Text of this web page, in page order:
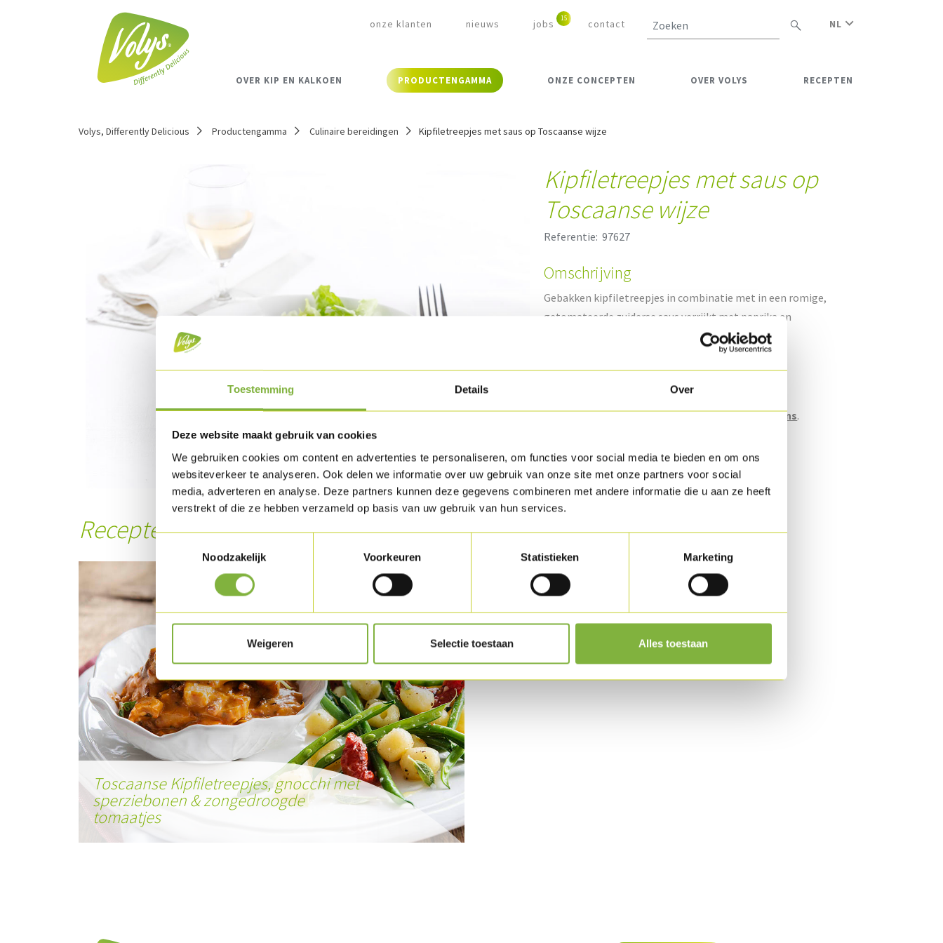
Toestemming Details Over
Deze website maakt gebruik van cookies
We gebruiken cookies om content en advertenties te personaliseren, om functies voor social media te bieden en om ons
websiteverkeer te analyseren. Ook delen we informatie over uw gebruik van onze site met onze partners voor social
media, adverteren en analyse. Deze partners kunnen deze gegevens combineren met andere informatie die u aan ze heeft
verstrekt of die ze hebben verzameld op basis van uw gebruik van hun services.
Toestemmingsselectie
Noodzakelijk
Voorkeuren Statistieken Marketing
Weigeren Selectie toestaan Alles toestaan
onze klanten nieuws jobs contact NL
OVER KIP EN KALKOEN PRODUCTENGAMMA ONZE CONCEPTEN OVER VOLYS RECEPTEN
Volys, Differently Delicious Productengamma Culinaire bereidingen Kipfiletreepjes met saus op Toscaanse wijze
Kipfiletreepjes met saus op
Toscaanse wijze
Referentie: 97627
Omschrijving
Gebakken kipfiletreepjes in combinatie met in een romige,
getomateerde zuiderse saus verrijkt met paprika en
Verpakking
Verkrijgbaar in grootverpakking (bulk).
Specifieke wensen naar verpakking?Contacteer ons.
Houdbaarheid
Beschikbaar in gekoeld.
Recepten met dit product
Toscaanse Kipfiletreepjes, gnocchi met
sperziebonen & zongedroogde
tomaatjes